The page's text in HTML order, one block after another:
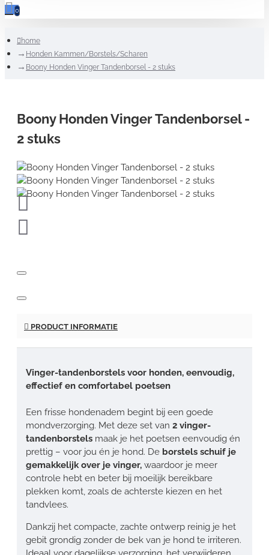
0
home
Honden Kammen/Borstels/Scharen
Boony Honden Vinger Tandenborsel - 2 stuks
Boony Honden Vinger Tandenborsel -
2 stuks
PRODUCT INFORMATIE
Vinger-tandenborstels voor honden, eenvoudig,
effectief en comfortabel poetsen
Een frisse hondenadem begint bij een goede
mondverzorging. Met deze set van 2 vinger-
tandenborstels maak je het poetsen eenvoudig én
prettig – voor jou én je hond. De borstels schuif je
gemakkelijk over je vinger, waardoor je meer
controle hebt en beter bij moeilijk bereikbare
plekken komt, zoals de achterste kiezen en het
tandvlees.
Dankzij het compacte, zachte ontwerp reinig je het
gebit grondig zonder de bek van je hond te irriteren.